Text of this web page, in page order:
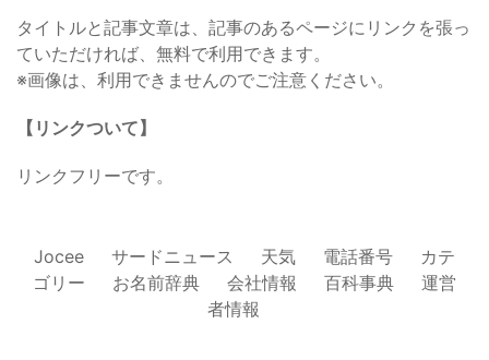
タイトルと記事文章は、記事のあるページにリンクを張っ
ていただければ、無料で利用できます。
※画像は、利用できませんのでご注意ください。
【リンクついて】
リンクフリーです。
Jocee サードニュース 天気 電話番号
カテ
ゴリー
お名前辞典 会社情報 百科事典
運営
者情報